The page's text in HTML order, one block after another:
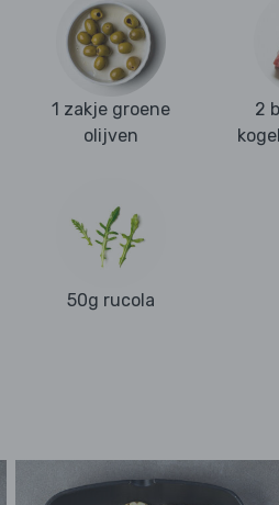
1 zakje groene
olijven
2
50g rucola